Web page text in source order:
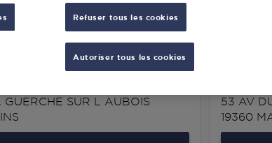
S'Y RENDRE
SUR L AUBOIS
53 AV
19360
Refuser tous les cookies
Autoriser tous les cookies